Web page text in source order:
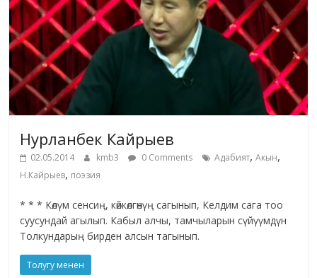
Нурланбек Кайрыев
02.05.2014 kmb3 0 Comments Адабият,Акын,
Н.Кайрыев, поэзия
* * * Көлүм сенсиң, көйкөлгөнүң сагынып, Келдим сага тоо
суусундай агылып. Кабыл алчы, тамчыларын сүйүүмдүн
Толкундарың бирден алсын тагынып.
Толугу менен